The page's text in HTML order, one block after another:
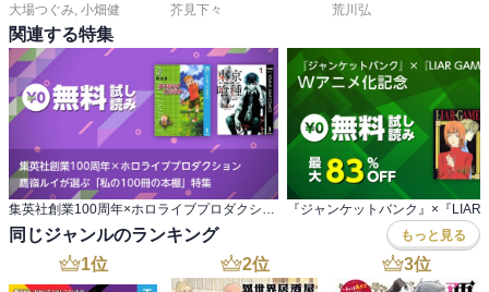
大場つぐみ 小畑健
芥見下々
荒川弘
関連する特集
同じジャンルのランキング もっと見る
1位 2位 3位